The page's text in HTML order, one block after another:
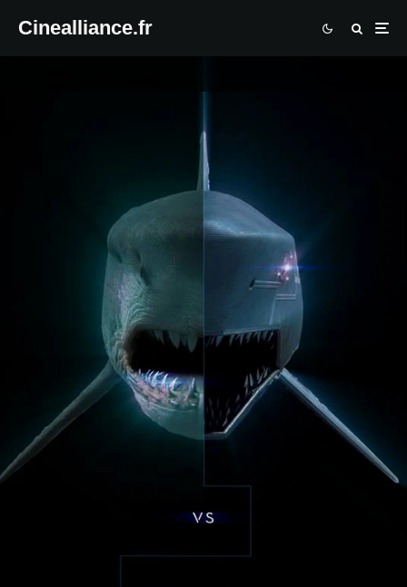
Cinealliance.fr